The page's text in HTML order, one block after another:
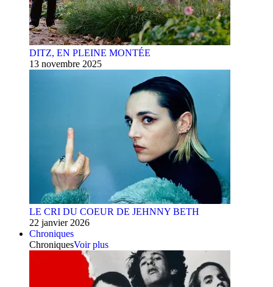
DITZ, EN PLEINE MONTÉE
13 novembre 2025
LE CRI DU COEUR DE JEHNNY BETH
22 janvier 2026
Chroniques
ChroniquesVoir plus